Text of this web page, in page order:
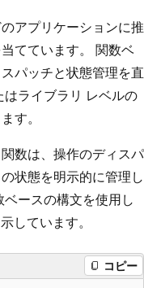
アプリケーションに推
てています。 関数ベ
パッチと状態管理を直
ライブラリ レベルの
す。
数は、操作のディスパ
状態を明示的に管理し
ースの構文を使用し
しています。
コピー